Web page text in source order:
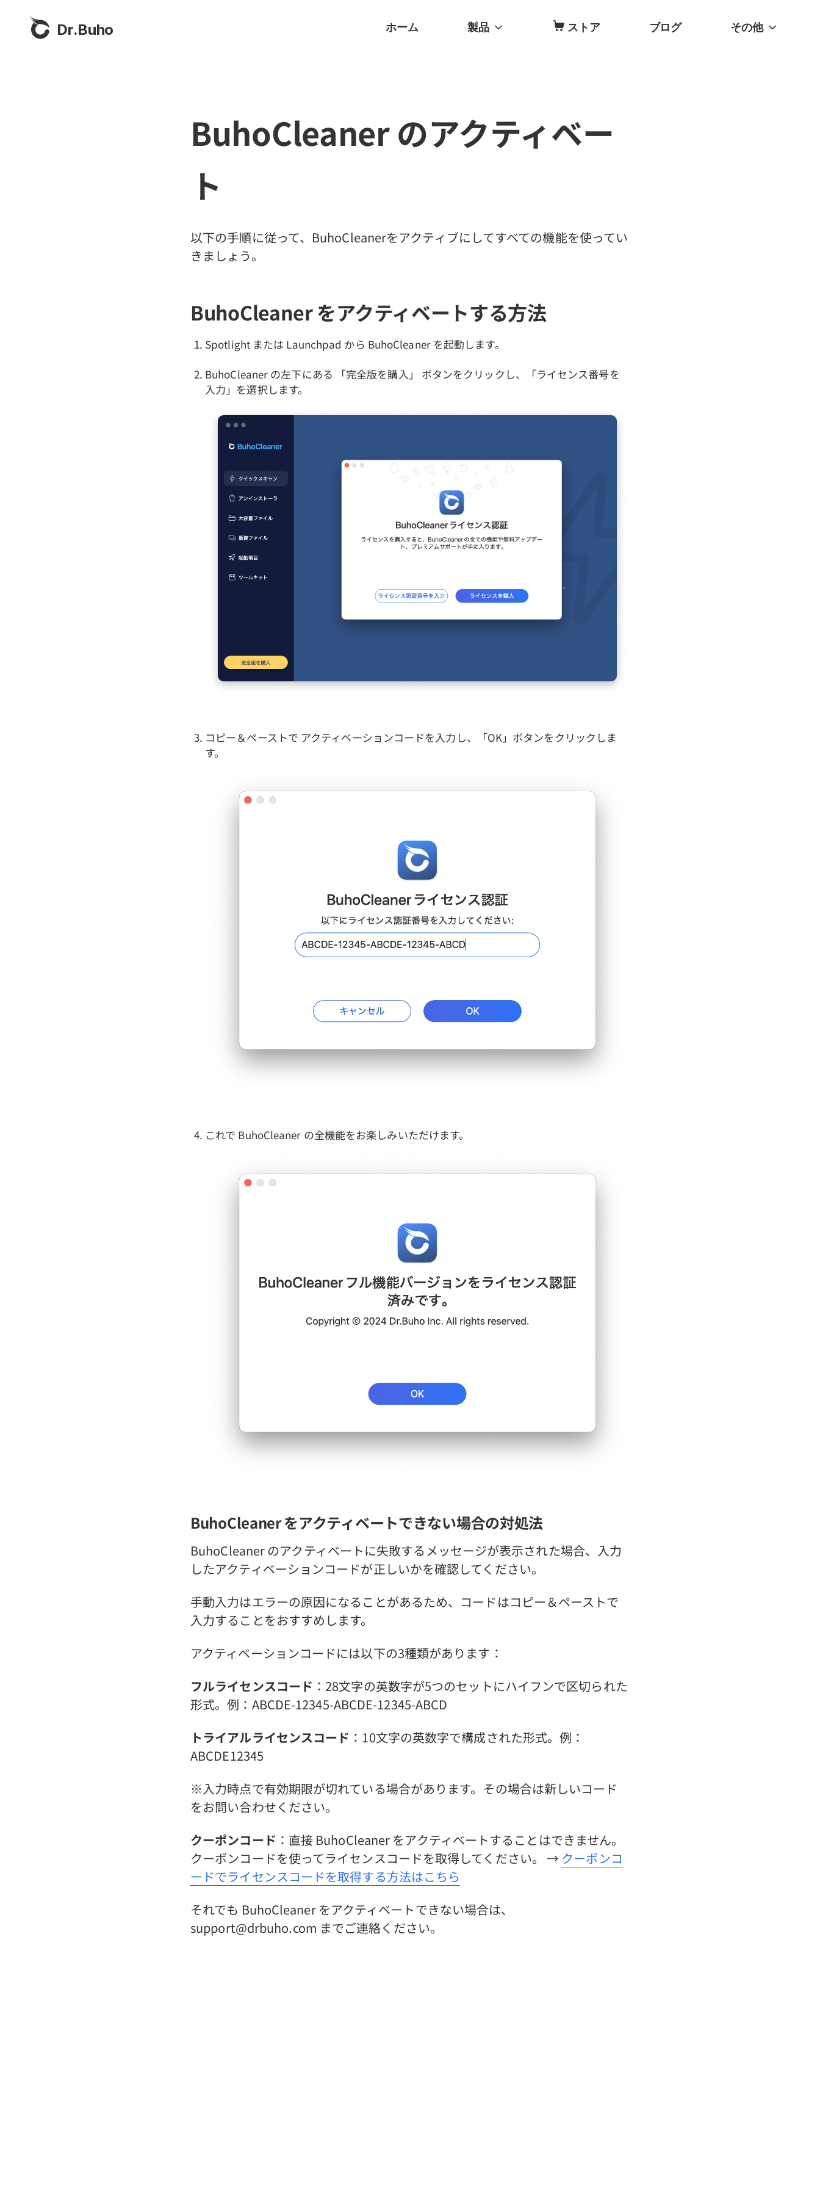
Dr.Buho ホーム 製品 ストア ブログ その他
BuhoCleaner のアクティベー
ト
以下の手順に従って、BuhoCleanerをアクティブにしてすべての機能を使ってい
きましょう。
BuhoCleaner をアクティベートする方法
Spotlight または Launchpad から BuhoCleaner を起動します。
BuhoCleaner の左下にある 「完全版を購入」 ボタンをクリックし、「ライセンス番号を
入力」を選択します。
コピー＆ペーストで アクティベーションコードを入力し、「OK」ボタンをクリックしま
す。
これで BuhoCleaner の全機能をお楽しみいただけます。
BuhoCleaner をアクティベートできない場合の対処法
BuhoCleaner のアクティベートに失敗するメッセージが表示された場合、入力
したアクティベーションコードが正しいかを確認してください。
手動入力はエラーの原因になることがあるため、コードはコピー＆ペーストで
入力することをおすすめします。
アクティベーションコードには以下の3種類があります：
フルライセンスコード ：28文字の英数字が5つのセットにハイフンで区切られた
形式。例：ABCDE-12345-ABCDE-12345-ABCD
トライアルライセンスコード ：10文字の英数字で構成された形式。例：
ABCDE12345
※入力時点で有効期限が切れている場合があります。その場合は新しいコード
をお問い合わせください。
クーポンコード ：直接 BuhoCleaner をアクティベートすることはできません。
クーポンコードを使ってライセンスコードを取得してください。 → クーポンコ
ードでライセンスコードを取得する方法はこちら
それでも BuhoCleaner をアクティベートできない場合は、
support@drbuho.com までご連絡ください。